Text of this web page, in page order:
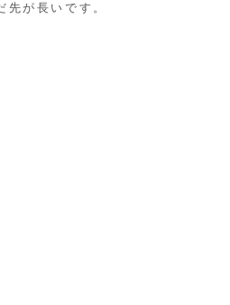
先が長いです。